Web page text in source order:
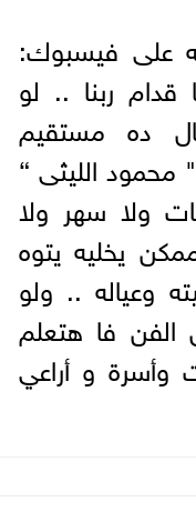
على فيسبوك:
قدام ربنا .. لو
ده مستقيم
الليثى “
ولا سهر ولا
يخليه يتوه
وعياله .. ولو
الفن فا هتعلم
وأسرة و أراعي